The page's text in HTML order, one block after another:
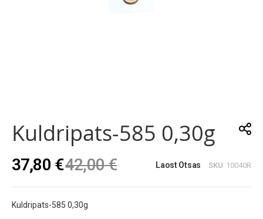
beginning
of
images
gallery
Kuldripats-585 0,30g
37,80 €42,00 € Laost Otsas SKU 10040R
Kuldripats-585 0,30g